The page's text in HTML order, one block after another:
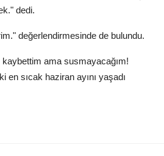
dedi.
değerlendirmesinde de bulundu.
ama susmayacağım!
en sıcak haziran ayını yaşadı